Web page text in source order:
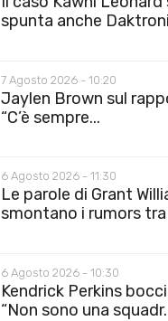
spunta anche
7 Agosto 2026 - 10:20
Jaylen Brown sul
“C’è sempre...
6 Agosto 2026 - 11:30
Le parole di Grant
smontano i rumors tra
6 Agosto 2026 - 10:30
Kendrick Perkins
“Non sono una